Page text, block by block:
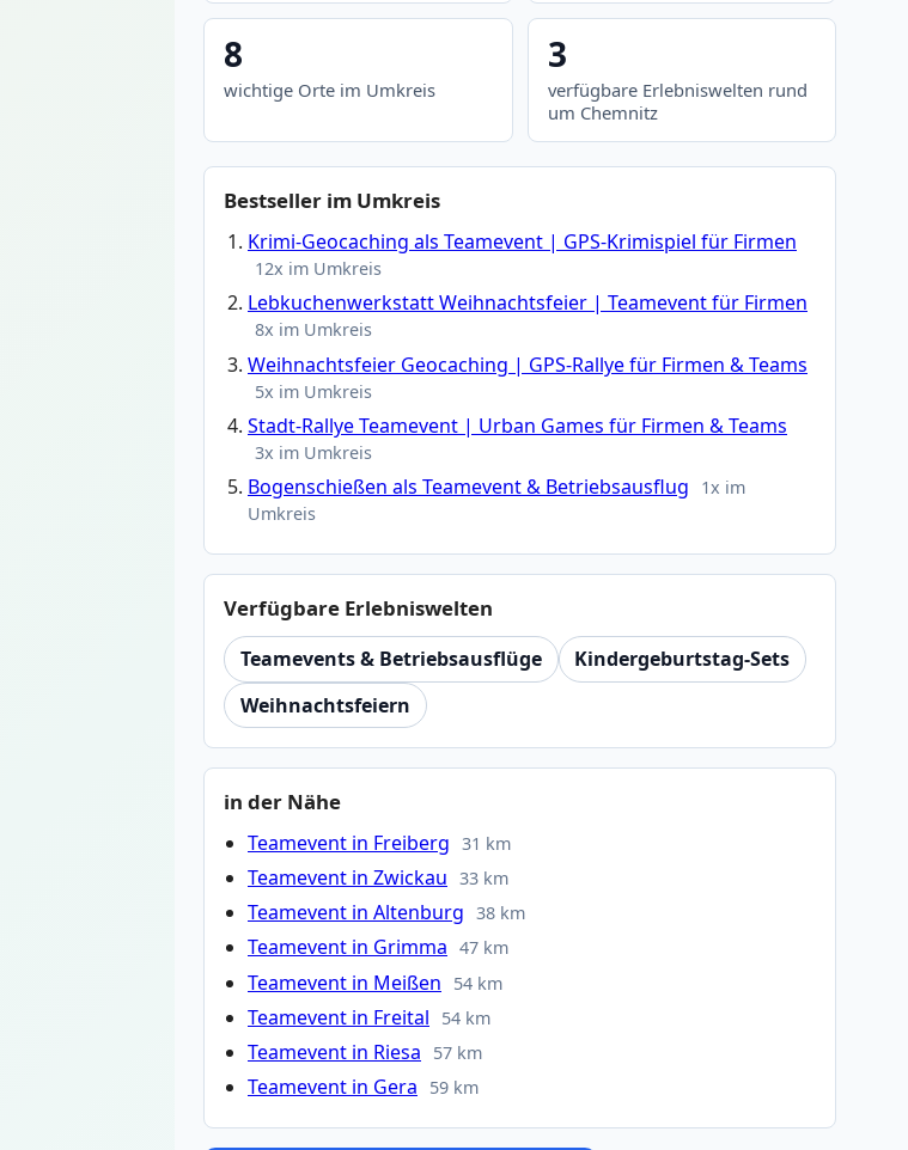
8
wichtige Orte im Umkreis
3
verfügbare Erlebniswelten rund
um Chemnitz
Bestseller im Umkreis
Krimi-Geocaching als Teamevent | GPS-Krimispiel für Firmen
12x im Umkreis
Lebkuchenwerkstatt Weihnachtsfeier | Teamevent für Firmen
8x im Umkreis
Weihnachtsfeier Geocaching | GPS-Rallye für Firmen & Teams
5x im Umkreis
Stadt-Rallye Teamevent | Urban Games für Firmen & Teams
3x im Umkreis
Bogenschießen als Teamevent & Betriebsausflug
1x im
Umkreis
Verfügbare Erlebniswelten
Teamevents & Betriebsausflüge
Kindergeburtstag-Sets
Weihnachtsfeiern
in der Nähe
Teamevent in Freiberg 31 km
Teamevent in Zwickau 33 km
Teamevent in Altenburg 38 km
Teamevent in Grimma 47 km
Teamevent in Meißen 54 km
Teamevent in Freital 54 km
Teamevent in Riesa 57 km
Teamevent in Gera 59 km